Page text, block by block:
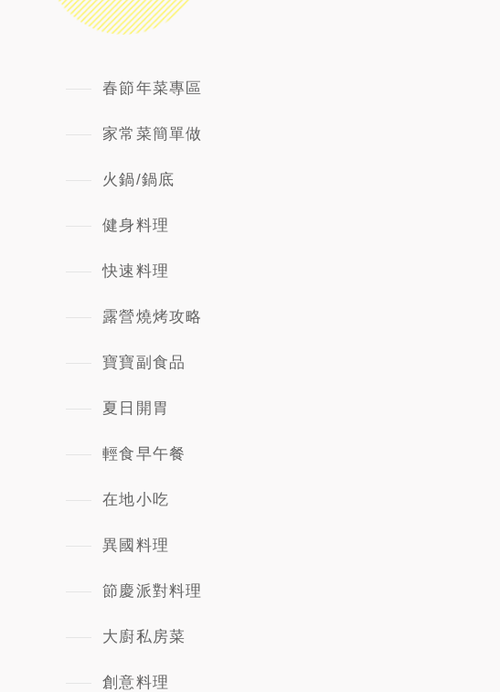
春節年菜專區
家常菜簡單做
火鍋/鍋底
健身料理
快速料理
露營燒烤攻略
寶寶副食品
夏日開胃
輕食早午餐
在地小吃
異國料理
節慶派對料理
大廚私房菜
創意料理